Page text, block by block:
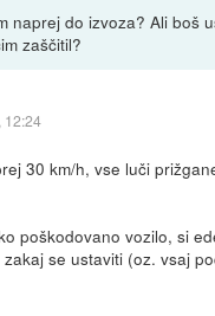
naprej do izvoza? Ali boš
zaščitil?
12:24
30 km/h, vse luči
poškodovano vozilo, si
se ustaviti (oz. vsaj